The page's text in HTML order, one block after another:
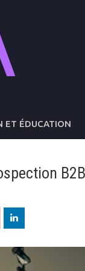
ET ÉDUCATION